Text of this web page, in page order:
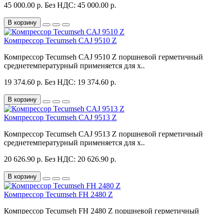
45 000.00 р. Без НДС: 45 000.00 р.
В корзину
Компрессор Tecumseh CAJ 9510 Z
Компрессор Tecumseh CAJ 9510 Z поршневой герметичный
среднетемпературный применяется для х..
19 374.60 р. Без НДС: 19 374.60 р.
В корзину
Компрессор Tecumseh CAJ 9513 Z
Компрессор Tecumseh CAJ 9513 Z поршневой герметичный
среднетемпературный применяется для х..
20 626.90 р. Без НДС: 20 626.90 р.
В корзину
Компрессор Tecumseh FH 2480 Z
Компрессор Tecumseh FH 2480 Z поршневой герметичный